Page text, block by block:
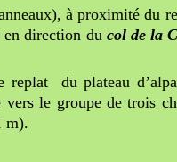
à proximité du
en direction du col de la
replat du plateau
le groupe de trois
m).